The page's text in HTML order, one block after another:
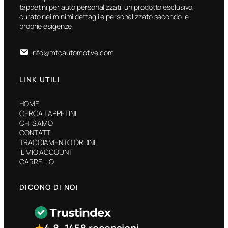
tappetini per auto personalizzati, un prodotto esclusivo,
curato nei minimi dettagli e personalizzato secondo le
proprie esigenze.
info@mtcautomotive.com
LINK UTILI
HOME
CERCA TAPPETINI
CHI SIAMO
CONTATTI
TRACCIAMENTO ORDINI
IL MIO ACCOUNT
CARRELLO
DICONO DI NOI